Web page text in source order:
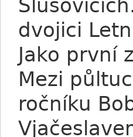
dvojici
Jako první
Mezi
ročníku